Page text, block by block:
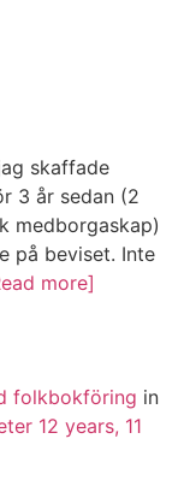
skaffade
3 år sedan (2
medborgaskap)
på beviset. Inte
more]
folkbokföring in
12 years, 11